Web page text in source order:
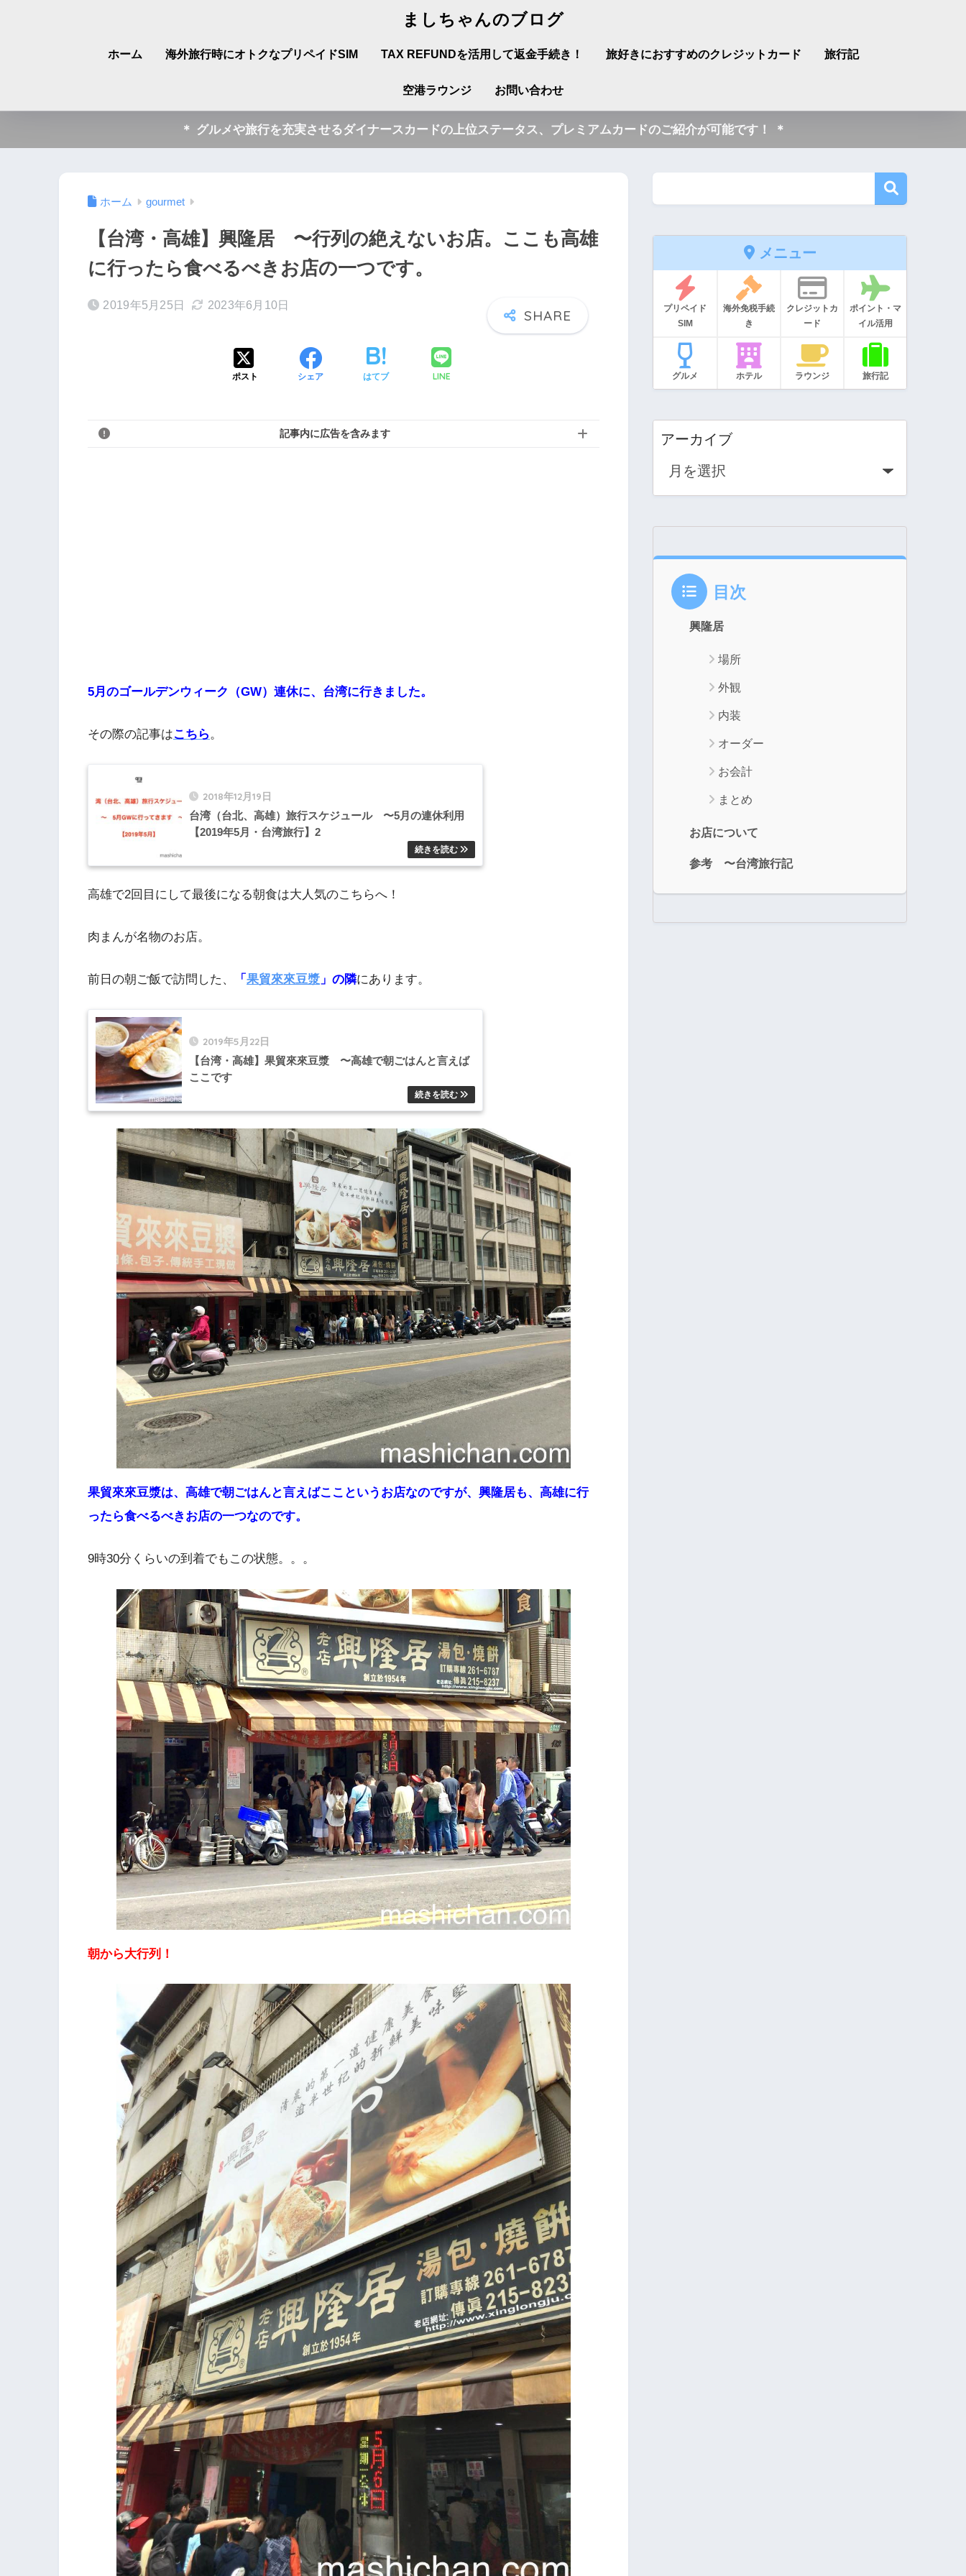
ましちゃんのブログ
ホーム 海外旅行時にオトクなプリペイドSIM TAX REFUNDを活用して返金手続き！ 旅好きにおすすめのクレジットカード 旅行記
空港ラウンジ お問い合わせ
＊ グルメや旅行を充実させるダイナースカードの上位ステータス、プレミアムカードのご紹介が可能です！ ＊
ホーム gourmet
【台湾・高雄】興隆居 〜行列の絶えないお店。ここも高雄
に行ったら食べるべきお店の一つです。
2019年5月25日 2023年6月10日
ポスト シェア はてブ LINE
記事内に広告を含みます
5月のゴールデンウィーク（GW）連休に、台湾に行きました。
その際の記事はこちら 。
2018年12月19日
台湾（台北、高雄）旅行スケジュール 〜5月の連休利用
【2019年5月・台湾旅行】2
高雄で2回目にして最後になる朝食は大人気のこちらへ！
肉まんが名物のお店。
前日の朝ご飯で訪問した、 「 果貿來來豆漿 」の隣にあります。
2019年5月22日
【台湾・高雄】果貿來來豆漿 〜高雄で朝ごはんと言えば
ここです
果貿來來豆漿は、高雄で朝ごはんと言えばここというお店なのですが、 興隆居も、高雄に行
ったら食べるべきお店の一つなのです。
9時30分くらいの到着でもこの状態。。。
朝から大行列！
メニュー
プリペイド
SIM
海外免税手続
き
クレジットカ
ード
ポイント・マ
イル活用
グルメ ホテル ラウンジ 旅行記
アーカイブ
目次
興隆居
場所
外観
内装
オーダー
お会計
まとめ
お店について
参考 〜台湾旅行記